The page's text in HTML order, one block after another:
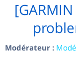
[GARMIN
Modérateur :